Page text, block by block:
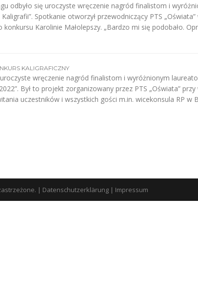
odbyło się uroczyste wręczenie nagród finalistom i
Spotkanie otworzył przewodniczący PTS
konkursu Karolinie Małolepszy. „Bardzo mi się podobało.
KALIGRAFICZNY
wręczenie nagród finalistom i wyróżnionym
Był to projekt zorganizowany przez PTS „Oświata”
uczestników i wszystkich gości m.in. wicekonsula RP w
| Datenschutzerklärung | Impressum